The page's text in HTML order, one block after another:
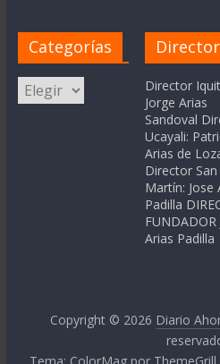
Categorías
Categorías
Director
Jorge Arias
Sandoval
Ucayali:
Arias de
Director San
Martín: Jose
Padilla
FUNDADOR
Arias Padilla
Copyright © 2026 Diario